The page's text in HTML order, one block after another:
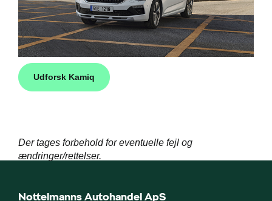
Udforsk Kamiq
Der tages forbehold for eventuelle fejl og
ændringer/rettelser.
Nottelmanns Autohandel ApS